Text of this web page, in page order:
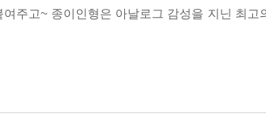
주고~ 종이인형은 아날로그 감성을 지닌 최고